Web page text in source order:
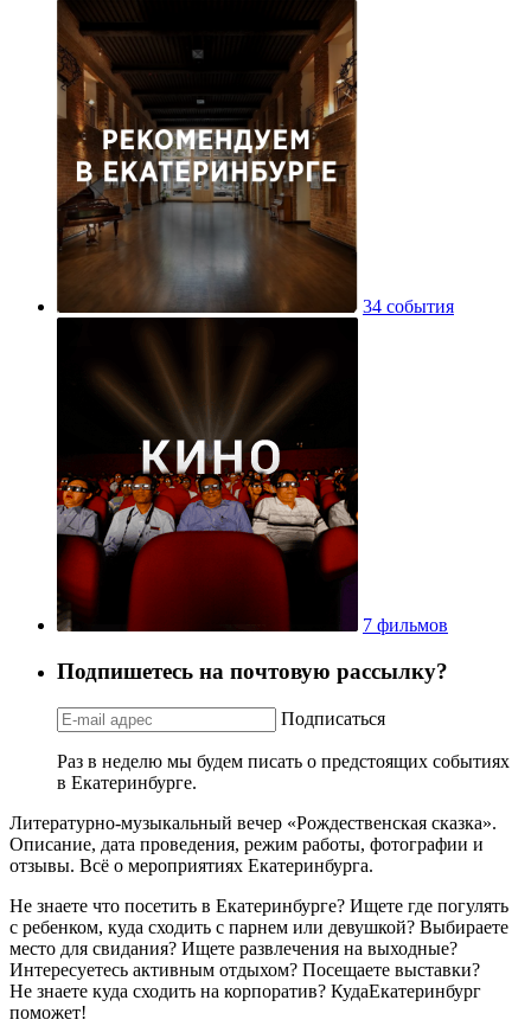
34 события
7 фильмов
Подпишетесь на почтовую рассылку?
Подписаться
Раз в неделю мы будем писать о предстоящих событиях
в Екатеринбурге.
Литературно-музыкальный вечер «Рождественская сказка».
Описание, дата проведения, режим работы, фотографии и
отзывы. Всё о мероприятиях Екатеринбурга.
Не знаете что посетить в Екатеринбурге? Ищете где погулять
с ребенком, куда сходить с парнем или девушкой? Выбираете
место для свидания? Ищете развлечения на выходные?
Интересуетесь активным отдыхом? Посещаете выставки?
Не знаете куда сходить на корпоратив? КудаЕкатеринбург
поможет!